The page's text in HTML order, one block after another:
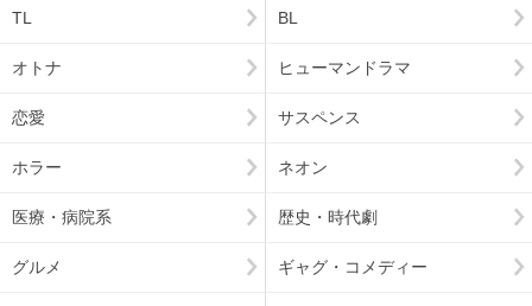
TL BL
オトナ ヒューマンドラマ
恋愛 サスペンス
ホラー ネオン
医療・病院系 歴史・時代劇
グルメ ギャグ・コメディー